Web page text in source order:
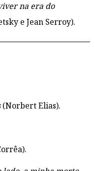
na era do
e Jean Serroy).
(Norbert Elias).